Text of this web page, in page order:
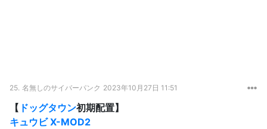
25. 名無しのサイバーパンク 2023年10月27日 11:51
【 ドッグタウン初期配置】
キュウビ X-MOD2